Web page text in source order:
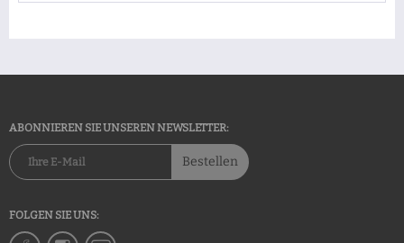
ABONNIEREN SIE UNSEREN NEWSLETTER:
Bestellen
FOLGEN SIE UNS: